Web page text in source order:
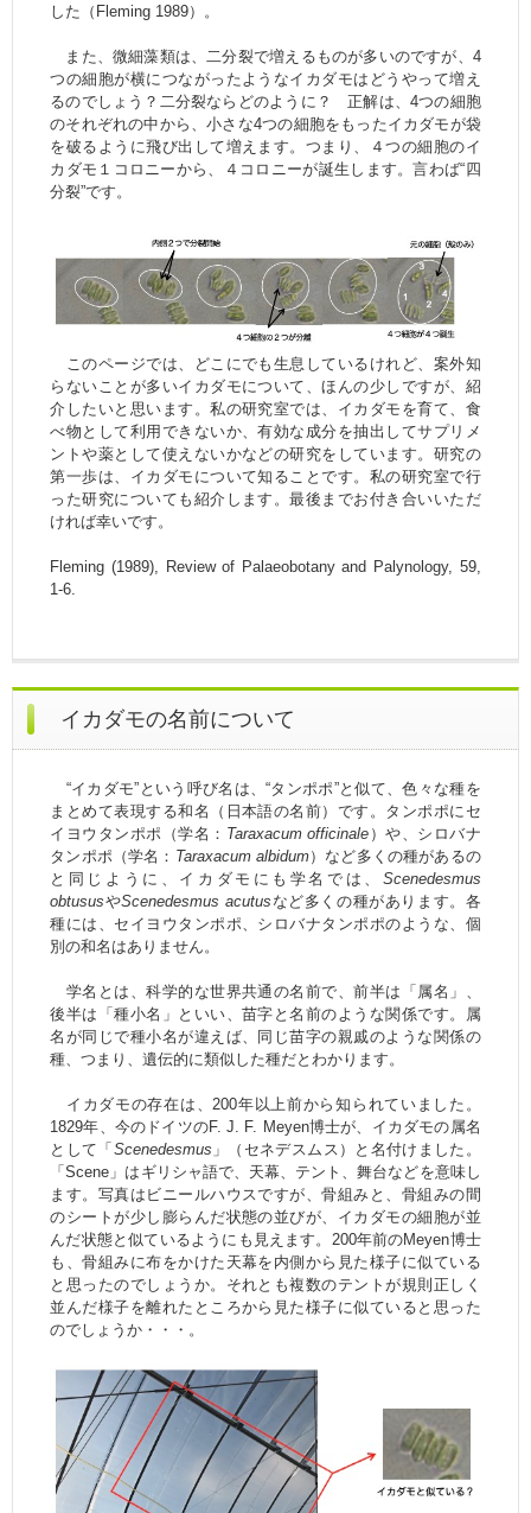
した（Fleming 1989）。
また、微細藻類は、二分裂で増えるものが多いのですが、4
つの細胞が横につながったようなイカダモはどうやって増え
るのでしょう？二分裂ならどのように？ 正解は、4つの細胞
のそれぞれの中から、小さな4つの細胞をもったイカダモが袋
を破るように飛び出して増えます。つまり、４つの細胞のイ
カダモ１コロニーから、４コロニーが誕生します。言わば“四
分裂”です。
このページでは、どこにでも生息しているけれど、案外知
らないことが多いイカダモについて、ほんの少しですが、紹
介したいと思います。私の研究室では、イカダモを育て、食
べ物として利用できないか、有効な成分を抽出してサプリメ
ントや薬として使えないかなどの研究をしています。研究の
第一歩は、イカダモについて知ることです。私の研究室で行
った研究についても紹介します。最後までお付き合いいただ
ければ幸いです。
Fleming (1989), Review of Palaeobotany and Palynology, 59,
1-6.
イカダモの名前について
“イカダモ”という呼び名は、“タンポポ”と似て、色々な種を
まとめて表現する和名（日本語の名前）です。タンポポにセ
イヨウタンポポ（学名： Taraxacum officinale ）や、シロバナ
タンポポ（学名： Taraxacum albidum）など多くの種があるの
と同じように、イカダモにも学名では、 Scenedesmus
obtususやScenedesmus acutus など多くの種があります。各
種には、セイヨウタンポポ、シロバナタンポポのような、個
別の和名はありません。
学名とは、科学的な世界共通の名前で、前半は「属名」、
後半は「種小名」といい、苗字と名前のような関係です。属
名が同じで種小名が違えば、同じ苗字の親戚のような関係の
種、つまり、遺伝的に類似した種だとわかります。
イカダモの存在は、200年以上前から知られていました。
1829年、今のドイツのF. J. F. Meyen博士が、イカダモの属名
として「 Scenedesmus 」（セネデスムス）と名付けました。
「Scene」はギリシャ語で、天幕、テント、舞台などを意味し
ます。写真はビニールハウスですが、骨組みと、骨組みの間
のシートが少し膨らんだ状態の並びが、イカダモの細胞が並
んだ状態と似ているようにも見えます。200年前のMeyen博士
も、骨組みに布をかけた天幕を内側から見た様子に似ている
と思ったのでしょうか。それとも複数のテントが規則正しく
並んだ様子を離れたところから見た様子に似ていると思った
のでしょうか・・・。